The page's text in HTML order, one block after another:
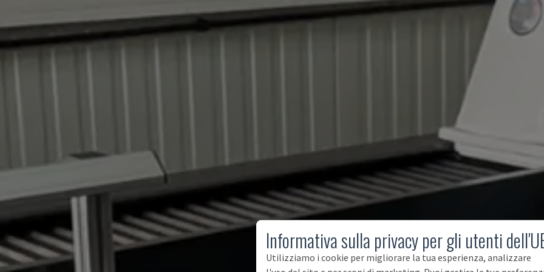
Informativa sulla privacy per gli utenti
Utilizziamo i cookie per migliorare la tua esperienza, analizzare